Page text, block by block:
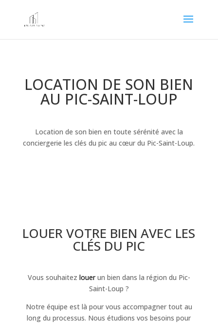
LOCATION DE SON BIEN
AU PIC-SAINT-LOUP
Location de son bien en toute sérénité avec la
conciergerie les clés du pic au cœur du Pic-Saint-Loup.
LOUER VOTRE BIEN AVEC LES
CLÉS DU PIC
Vous souhaitez louerun bien dans la région du Pic-
Saint-Loup ?
Notre équipe est là pour vous accompagner tout au
long du processus. Nous étudions vos besoins pour